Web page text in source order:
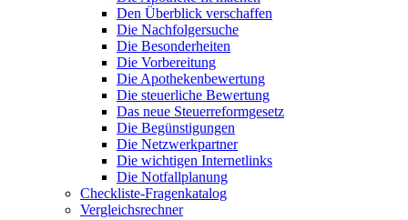
Den Überblick verschaffen
Die Nachfolgersuche
Die Besonderheiten
Die Vorbereitung
Die Apothekenbewertung
Die steuerliche Bewertung
Das neue Steuerreformgesetz
Die Begünstigungen
Die Netzwerkpartner
Die wichtigen Internetlinks
Die Notfallplanung
Checkliste-Fragenkatalog
Vergleichsrechner